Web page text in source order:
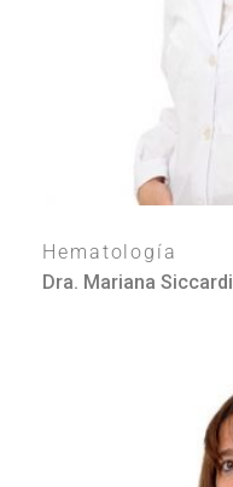
Hematología
Dra. Mariana Siccardi